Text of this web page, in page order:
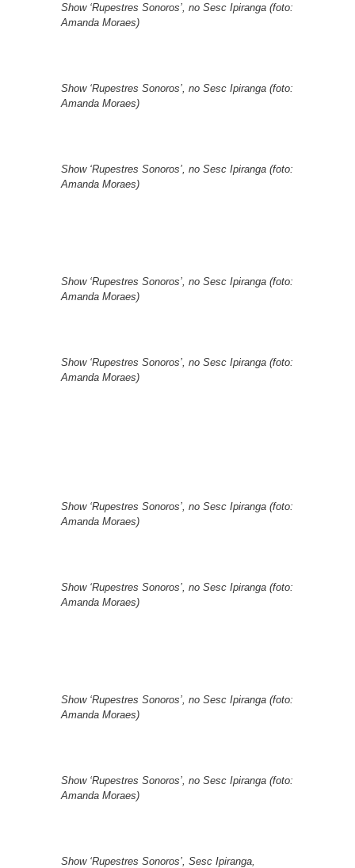
Show ‘Rupestres Sonoros’, no Sesc Ipiranga (foto:
Amanda Moraes)
Show ‘Rupestres Sonoros’, no Sesc Ipiranga (foto:
Amanda Moraes)
Show ‘Rupestres Sonoros’, no Sesc Ipiranga (foto:
Amanda Moraes)
Show ‘Rupestres Sonoros’, no Sesc Ipiranga (foto:
Amanda Moraes)
Show ‘Rupestres Sonoros’, no Sesc Ipiranga (foto:
Amanda Moraes)
Show ‘Rupestres Sonoros’, no Sesc Ipiranga (foto:
Amanda Moraes)
Show ‘Rupestres Sonoros’, no Sesc Ipiranga (foto:
Amanda Moraes)
Show ‘Rupestres Sonoros’, no Sesc Ipiranga (foto:
Amanda Moraes)
Show ‘Rupestres Sonoros’, no Sesc Ipiranga (foto:
Amanda Moraes)
Show ‘Rupestres Sonoros’, Sesc Ipiranga,